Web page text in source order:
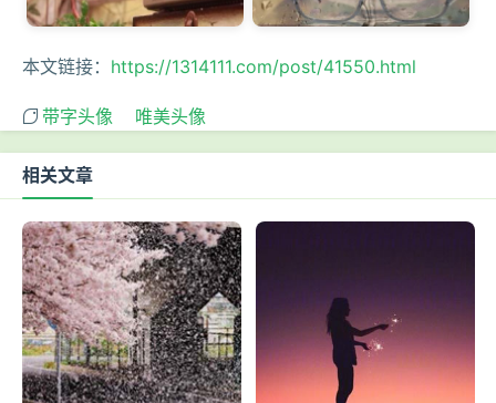
本文链接： https://1314111.com/post/41550.html
带字头像 唯美头像
相关文章